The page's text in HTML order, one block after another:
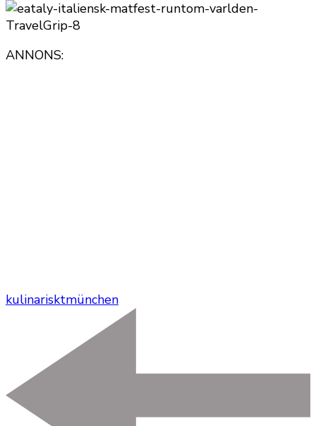
ANNONS:
kulinarisktmünchen